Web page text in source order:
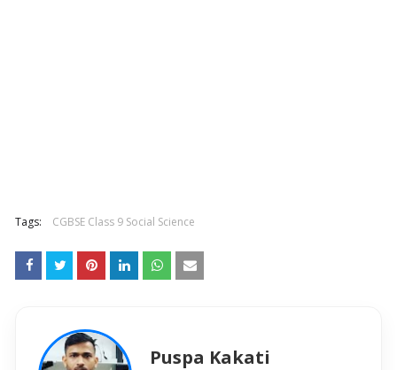
Tags: CGBSE Class 9 Social Science
Puspa Kakati